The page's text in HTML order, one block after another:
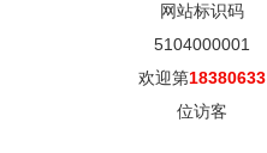
网站标识码
5104000001
欢迎第18380633
位访客